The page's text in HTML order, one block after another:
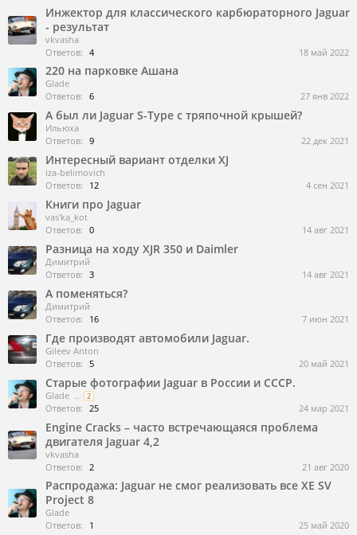
Инжектор для классического карбюраторного Jaguar
- результат
vkvasha
Ответов: 4 18 май 2022
220 на парковке Ашана
Glade
Ответов: 6 27 янв 2022
А был ли Jaguar S-Type с тряпочной крышей?
Ильюха
Ответов: 9 22 дек 2021
Интересный вариант отделки XJ
iza-belimovich
Ответов:
12 4 сен 2021
Книги про Jaguar
vas'ka_kot
Ответов: 0 14 авг 2021
Разница на ходу XJR 350 и Daimler
Димитрий
Ответов: 3 14 авг 2021
А поменяться?
Димитрий
Ответов:
16 7 июн 2021
Где производят автомобили Jaguar.
Gileev Anton
Ответов: 5 20 май 2021
Старые фотографии Jaguar в России и СССР.
Glade ... 2
Ответов: 25 24 мар 2021
Engine Cracks – часто встречающаяся проблема
двигателя Jaguar 4,2
vkvasha
Ответов: 2 21 авг 2020
Распродажа: Jaguar не смог реализовать все XE SV
Project 8
Glade
Ответов:
1 25 май 2020